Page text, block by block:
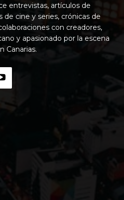
entrevistas, artículos de
cine y series, crónicas de
con creadores,
y apasionado por la escena
Canarias.